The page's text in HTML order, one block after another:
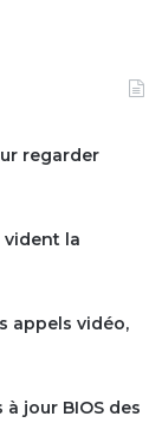
regarder
la
appels vidéo,
jour BIOS des